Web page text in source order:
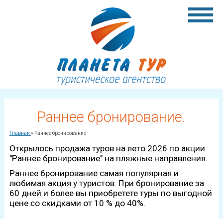
Раннее бронирование.
Главная » Раннее бронирование
Открылось продажа туров на лето 2026 по акции
"Раннее бронирование" на пляжные направления.
Раннее бронирование самая популярная и
любимая акция у туристов. При бронирование за
60 дней и более вы приобретете туры по выгодной
цене со скидками от 10 % до 40%.